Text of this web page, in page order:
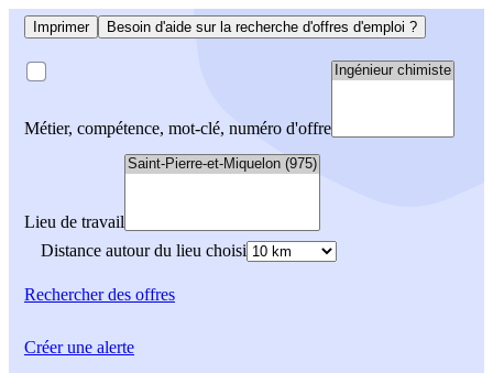
Imprimer Besoin d'aide sur la recherche d'offres d'emploi ?
Métier, compétence, mot-clé, numéro d'offre
Lieu de travail
Distance autour du lieu choisi
Rechercherdes offres
Créer une alerte